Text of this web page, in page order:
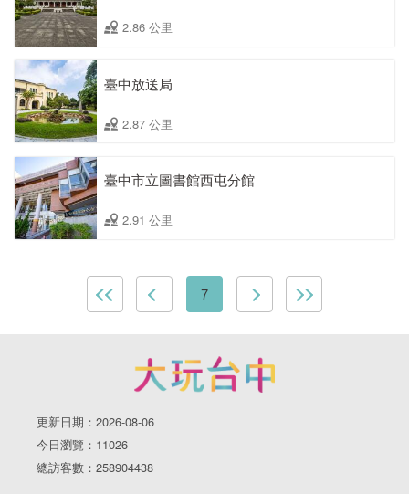
2.86 公里
臺中放送局
2.87 公里
臺中市立圖書館西屯分館
2.91 公里
7
更新日期：2026-08-06
今日瀏覽：11026
總訪客數：258904438